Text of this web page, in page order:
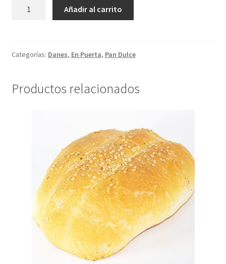
Añadir al carrito
Categorías: Danes, En Puerta, Pan Dulce
Productos relacionados